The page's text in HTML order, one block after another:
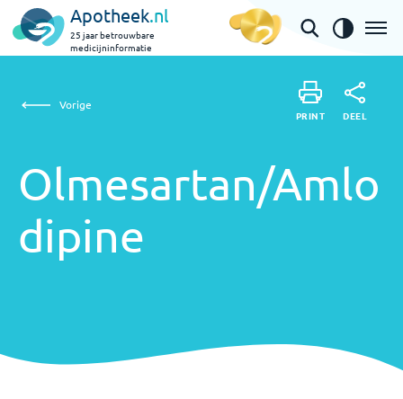
Apotheek.nl
25 jaar betrouwbare
medicijninformatie
Vorige
Olmesartan/Amlo
dipine
PRINT DEEL